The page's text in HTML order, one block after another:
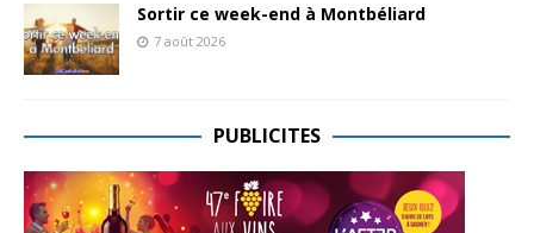
Sortir ce week-end à Montbéliard
7 août 2026
PUBLICITES